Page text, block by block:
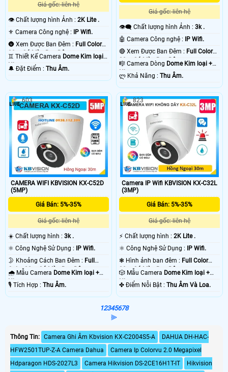
Giá gốc: liên hệ
👁 Chất lượng hình Ảnh : 2K Lite .
⚜️ Camera Công nghệ :
IP Wifi.
🌚 Xem Được Ban Đêm : Full Color
30m Có Màu Ban Ðêm.
♊ Thiết Kế Camera Dome Kim loại +
Nhựa.
️🔔 Đặt Điểm : Thu Âm.
Giá gốc: liên hệ
👁️‍🗨 Chất lượng hình Ảnh :3k .
🤖️ Camera Công nghệ :
IP Wifi.
🔴 Xem Được Ban Đêm : Full Color
30m Có Màu Ban Ðêm.
🎼️ Camera Dòng Dome Kim loại +
Nhựa.
️ლ Khả Năng :Thu Âm.
CAMERA WIFI KBVISION KX-C52D
(5MP)
Giá Bán: 5%-35%
Giá gốc: liên hệ
☀️ Chất lượng hình : 3k .
⚛️ Công Nghệ Sử Dụng : IP Wifi.
🌛 Khoảng Cách Ban Đêm : Full
Color 30m Có Màu Ban Ðêm.
🌧️ Mẫu Camera Dome Kim loại +
Nhựa.
️🎙 Tích Hợp : Thu Âm.
603
Camera IP Wifi KBVISION KX-C32L
(3MP)
Giá Bán: 5%-35%
Giá gốc: liên hệ
️⚡ Chất lượng hình :2K Lite .
⚛️ Công Nghệ Sử Dụng : IP Wifi.
❃ Hình ảnh ban đêm : Full Color
30m Có Màu Ban Ðêm.
🎲 Mẫu Camera Dome Kim loại +
Nhựa.
️✤ Điểm Nỗi Bật :Thu Âm Và Loa.
823
12345678
⫸
Thông Tin: Camera Ghi Âm Kbvision KX-C2004S5-A
DAHUA DH-HAC-
HFW2501TUP-Z-A Camera Dahua
Camera Ip Colorvu 2.0 Megapixel
Hdparagon HDS-2027L3
Camera Hikvision DS-2CE16H1T-IT
Hikvision